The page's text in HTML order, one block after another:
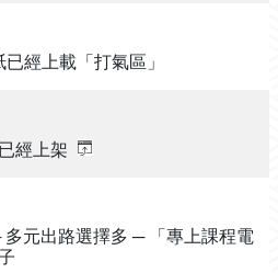
經上載「打氣區」
經上架
元出路選擇多 ─ 「專上課程電